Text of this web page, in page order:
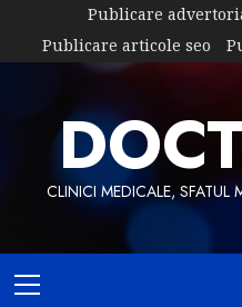
content
Publicare
Publicare articole seo
CLINICI MEDICALE, SFATUL
Menu